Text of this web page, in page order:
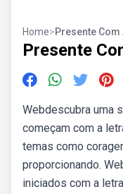
Home>Presente Com
Presente
Webdescubra uma
começam com a
temas como
proporcionando.
iniciados com a